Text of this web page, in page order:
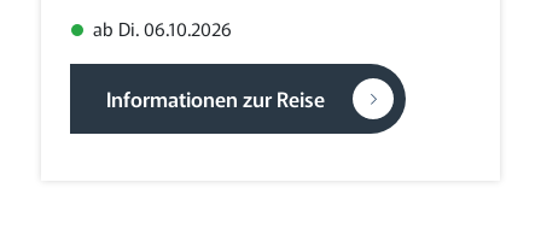
ab Di. 06.10.2026
Informationen zur Reise